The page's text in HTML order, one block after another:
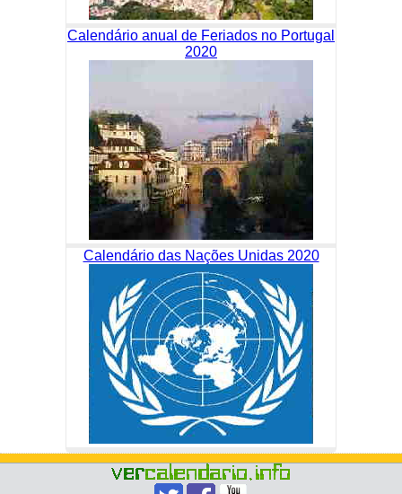
Calendário anual de Feriados no Portugal
2020
Calendário das Nações Unidas 2020